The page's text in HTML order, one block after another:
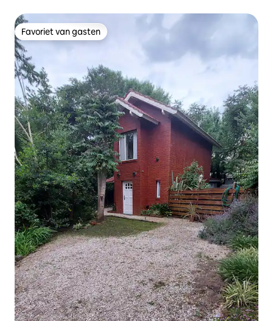
Favoriet van gasten
Favoriet van gasten